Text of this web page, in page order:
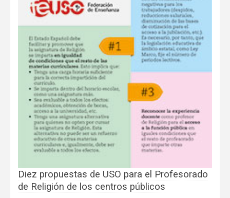
Diez propuestas de USO para el Profesorado
de Religión de los centros públicos